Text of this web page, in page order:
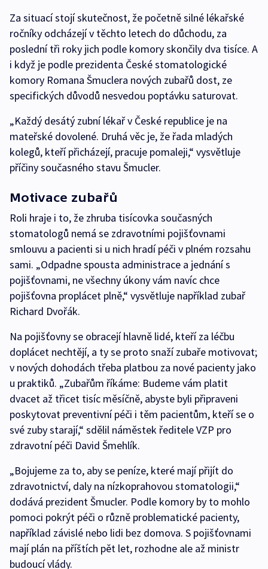
Za situací stojí skutečnost, že početně silné lékařské
ročníky odcházejí v těchto letech do důchodu, za
poslední tři roky jich podle komory skončily dva tisíce. A
i když je podle prezidenta České stomatologické
komory Romana Šmuclera nových zubařů dost, ze
specifických důvodů nesvedou poptávku saturovat.
„Každý desátý zubní lékař v České republice je na
mateřské dovolené. Druhá věc je, že řada mladých
kolegů, kteří přicházejí, pracuje pomaleji,“ vysvětluje
příčiny současného stavu Šmucler.
Motivace zubařů
Roli hraje i to, že zhruba tisícovka současných
stomatologů nemá se zdravotními pojišťovnami
smlouvu a pacienti si u nich hradí péči v plném rozsahu
sami. „Odpadne spousta administrace a jednání s
pojišťovnami, ne všechny úkony vám navíc chce
pojišťovna proplácet plně,“ vysvětluje například zubař
Richard Dvořák.
Na pojišťovny se obracejí hlavně lidé, kteří za léčbu
doplácet nechtějí, a ty se proto snaží zubaře motivovat;
v nových dohodách třeba platbou za nové pacienty jako
u praktiků. „Zubařům říkáme: Budeme vám platit
dvacet až třicet tisíc měsíčně, abyste byli připraveni
poskytovat preventivní péči i těm pacientům, kteří se o
své zuby starají,“ sdělil náměstek ředitele VZP pro
zdravotní péči David Šmehlík.
„Bojujeme za to, aby se peníze, které mají přijít do
zdravotnictví, daly na nízkoprahovou stomatologii,“
dodává prezident Šmucler. Podle komory by to mohlo
pomoci pokrýt péči o různě problematické pacienty,
například závislé nebo lidi bez domova. S pojišťovnami
mají plán na příštích pět let, rozhodne ale až ministr
budoucí vlády.